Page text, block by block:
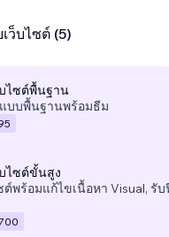
ว็บไซต์ (5)
ไซต์พื้นฐาน
บบพื้นฐานพร้อมธีม
ไซต์ขั้นสูง
ต์พร้อมแก้ไขเนื้อหา Visual, รั